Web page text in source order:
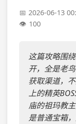
2026-06-13
100
这篇攻略围
开，全是老
获取渠道，
上的精英
庙的祖玛教
是普通宝箱